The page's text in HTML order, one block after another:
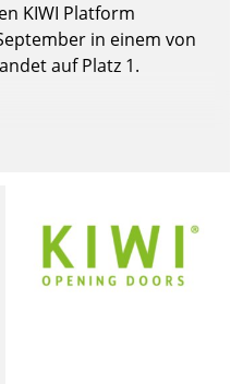
KIWI Platform
in einem von
auf Platz 1.